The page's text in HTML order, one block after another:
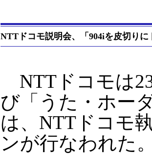
NTTドコモ説明会、「904iを皮切り
NTTドコモは
び「うた・ホー
は、NTTドコモ
ンが行なわれた